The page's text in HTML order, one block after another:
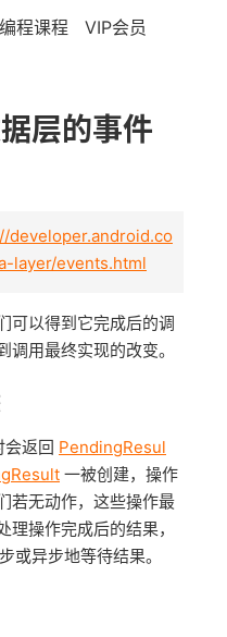
编程课程 VIP会员
层的事件
developer.android.co
layer/events.html
可以得到它完成后的调
用最终实现的改变。
会返回 PendingResul
一被创建，操作
若无动作，这些操作最
操作完成后的结果，
或异步地等待结果。